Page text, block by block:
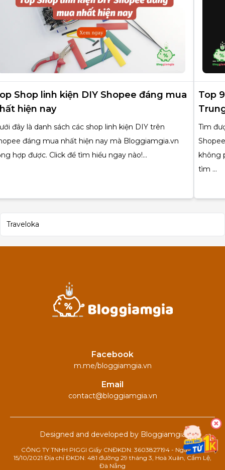
Shop linh kiện DIY Shopee đáng mua
hiện nay
đây là danh sách các shop linh kiện DIY trên
đáng mua nhất hiện nay mà Bloggiamgia.vn
hợp được. Click để tìm hiểu ngay nào!...
Top
Tìm
không
tìm ...
Traveloka
Facebook
m.me/bloggiamgia.vn
Email
contact@bloggiamgia.vn
Designed and developed by Bloggiamgia
CÔNG TY TNHH PIGGI Giấy CNĐKDN: 3603827194 - Ngày cấp:
15/10/2021 Địa chỉ ĐKDN: 481 đường 29 tháng 3, Hoà Xuân, Cẩm Lệ,
Đà Nẵng